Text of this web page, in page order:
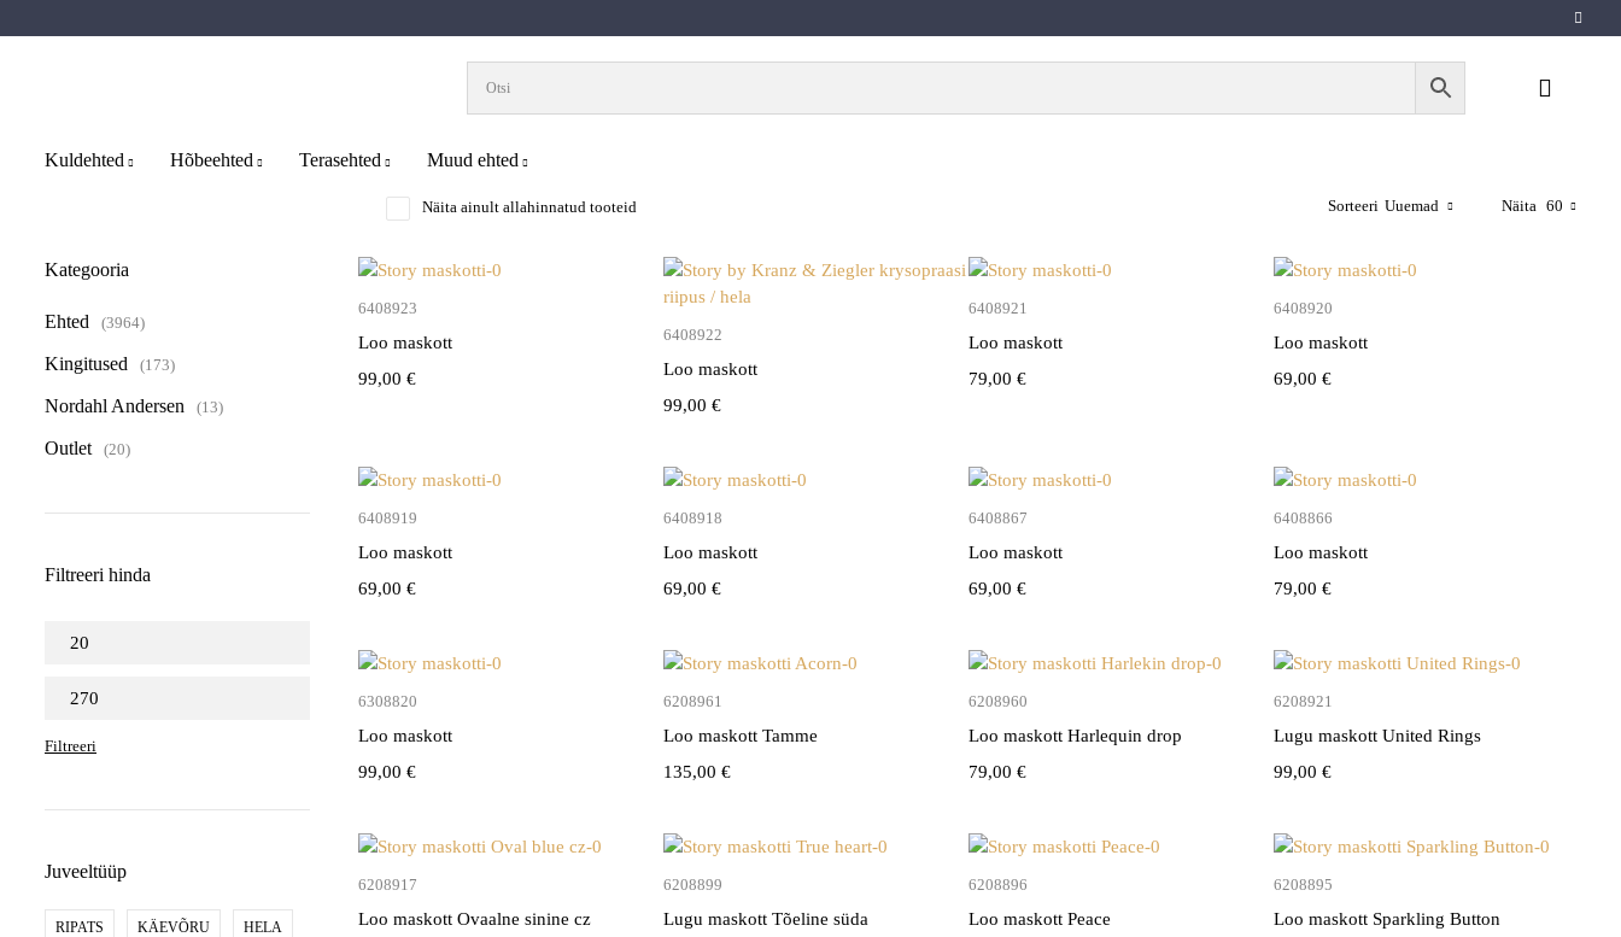
Kuldehted Hõbeehted Terasehted Muud ehted
Kategooria
Ehted (3964)
Kingitused (173)
Nordahl Andersen (13)
Outlet (20)
Filtreeri hinda
Filtreeri
Juveeltüüp
RIPATS KÄEVÕRU HELA
Sorteeri Uuemad
Näita ainult allahinnatud tooteid Näita 60
6408923
Loo maskott
99,00 €
6408922
Loo maskott
99,00 €
6408921
Loo maskott
79,00 €
6408920
Loo maskott
69,00 €
6408919
Loo maskott
69,00 €
6408918
Loo maskott
69,00 €
6408867
Loo maskott
69,00 €
6408866
Loo maskott
79,00 €
6308820
Loo maskott
99,00 €
6208961
Loo maskott Tamme
135,00 €
6208960
Loo maskott Harlequin drop
79,00 €
6208921
Lugu maskott United Rings
99,00 €
6208917
Loo maskott Ovaalne sinine cz
6208899
Lugu maskott Tõeline süda
6208896
Loo maskott Peace
6208895
Loo maskott Sparkling Button